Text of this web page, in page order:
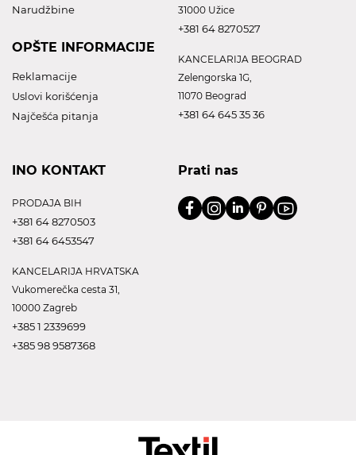
Narudžbine
OPŠTE INFORMACIJE
Reklamacije
Uslovi korišćenja
Najčešća pitanja
31000 Užice
+381 64 8270527
KANCELARIJA BEOGRAD
Zelengorska 1G,
11070 Beograd
+381 64 645 35 36
INO KONTAKT
PRODAJA BIH
+381 64 8270503
+381 64 6453547
KANCELARIJA HRVATSKA
Vukomerečka cesta 31,
10000 Zagreb
+385 1 2339699
+385 98 9587368
Prati nas